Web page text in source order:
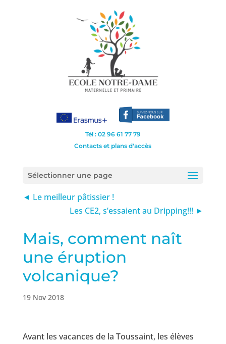
Tél : 02 96 61 77 79
Contacts et plans d'accès
Sélectionner une page
◄ Le meilleur pâtissier !
Les CE2, s’essaient au Dripping!!! ►
Mais, comment naît
une éruption
volcanique?
19 Nov 2018
Avant les vacances de la Toussaint, les élèves